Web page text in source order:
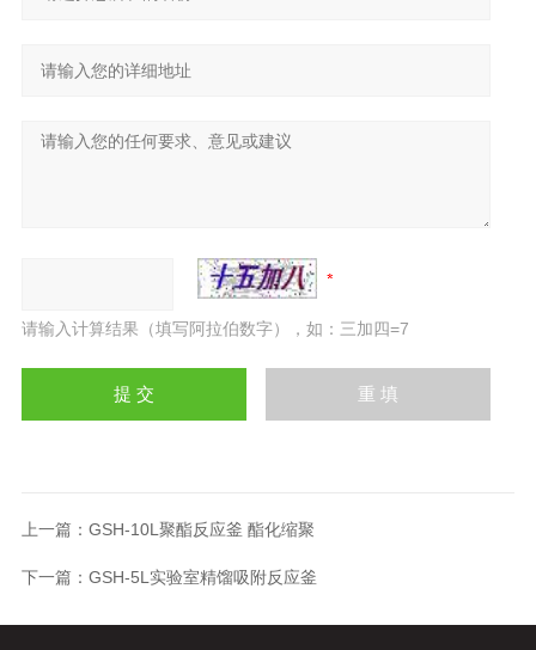
请输入计算结果（填写阿拉伯数字），如：三加四=7
上一篇： GSH-10L聚酯反应釜 酯化缩聚
下一篇： GSH-5L实验室精馏吸附反应釜